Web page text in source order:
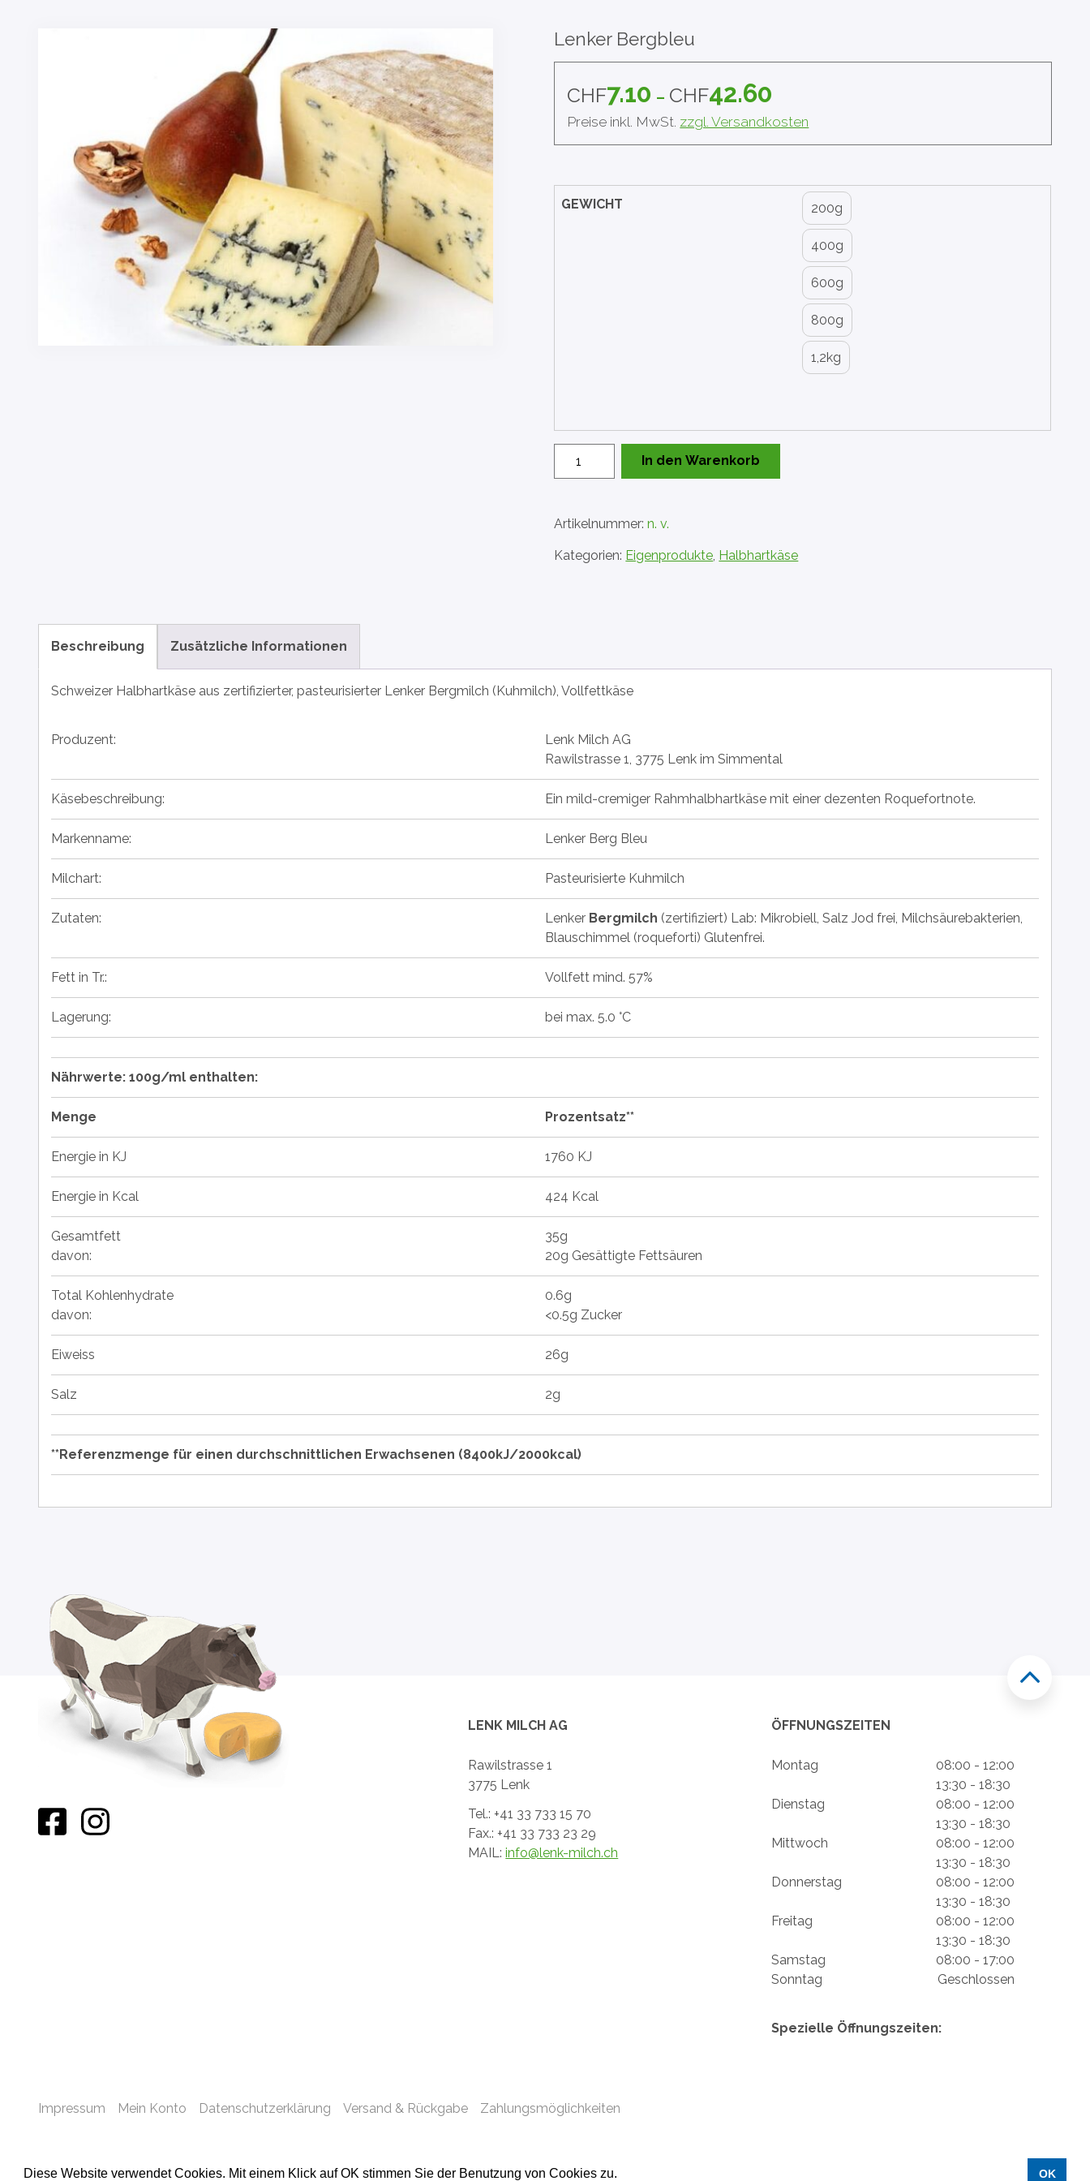
Diese Website verwendet Cookies. Mit einem Klick auf OK stimmen Sie der Benutzung von Cookies zu. OK
Lenker Bergbleu
CHF7.10 – CHF42.60
Preise inkl. MwSt. zzgl. Versandkosten
GEWICHT 200g
400g
600g
800g
1,2kg
In den Warenkorb
Artikelnummer:n. v.
Kategorien: Eigenprodukte Halbhartkäse
Beschreibung Zusätzliche Informationen
Schweizer Halbhartkäse aus zertifizierter, pasteurisierter Lenker Bergmilch (Kuhmilch), Vollfettkäse
Produzent:
Lenk Milch AG
Rawilstrasse 1, 3775 Lenk im Simmental
Käsebeschreibung: Ein mild-cremiger Rahmhalbhartkäse mit einer dezenten Roquefortnote.
Markenname: Lenker Berg Bleu
Milchart: Pasteurisierte Kuhmilch
Zutaten: Lenker Bergmilch (zertifiziert) Lab: Mikrobiell, Salz Jod frei, Milchsäurebakterien,
Blauschimmel (roqueforti) Glutenfrei.
Fett in Tr.: Vollfett mind. 57%
Lagerung: bei max. 5.0 °C
Nährwerte: 100g/ml enthalten:
Menge Prozentsatz**
Energie in KJ 1760 KJ
Energie in Kcal 424 Kcal
Gesamtfett
davon:
35g
20g Gesättigte Fettsäuren
Total Kohlenhydrate
davon:
0.6g
<0.5g Zucker
Eiweiss 26g
Salz 2g
**Referenzmenge für einen durchschnittlichen Erwachsenen (8400kJ/2000kcal)
LENK MILCH AG
Rawilstrasse 1
3775 Lenk
Tel.: +41 33 733 15 70
Fax.: +41 33 733 23 29
MAIL:info@lenk-milch.ch
ÖFFNUNGSZEITEN
Montag
08:00 - 12:00
13:30 - 18:30
Dienstag
08:00 - 12:00
13:30 - 18:30
Mittwoch
08:00 - 12:00
13:30 - 18:30
Donnerstag
08:00 - 12:00
13:30 - 18:30
Freitag
08:00 - 12:00
13:30 - 18:30
Samstag
08:00 - 17:00
Sonntag
Geschlossen
Spezielle Öffnungszeiten:
Impressum Mein Konto Datenschutzerklärung Versand & Rückgabe Zahlungsmöglichkeiten